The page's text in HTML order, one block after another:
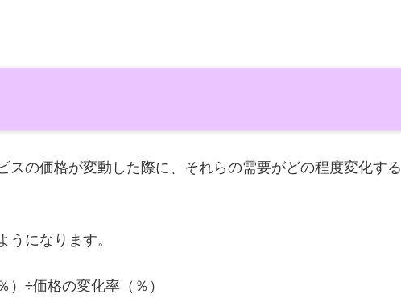
スの価格が変動した際に、それらの需要がどの程度変化する
うになります。
÷価格の変化率（％）